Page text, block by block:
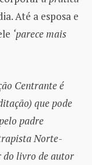
Até a esposa e
‘parece mais
Centrante é
que pode
padre
Norte-
do livro de autor